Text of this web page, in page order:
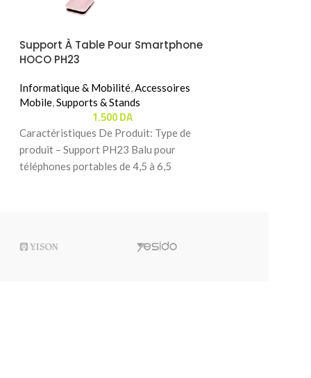
Support À Table Pour Smartphone
HOCO PH23
Informatique & Mobilité Accessoires
Mobile Supports & Stands
1.500DA
Caractéristiques De Produit: Type de
produit – Support PH23 Balu pour
téléphones portables de 4,5 à 6,5